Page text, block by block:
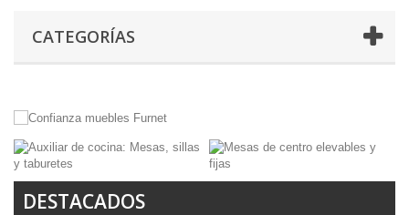
CATEGORÍAS
DESTACADOS